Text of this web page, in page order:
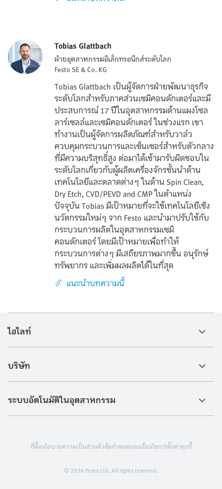
Tobias Glattbach
ฝ่ายอุตสาหกรรมอิเล็กทรอนิกส์ระดับโลก
Festo SE & Co. KG
Tobias Glattbach เป็นผู้จัดการฝ่ายพัฒนาธุรกิจ
ระดับโลกสำหรับภาคส่วนเซมิคอนดักเตอร์และมี
ประสบการณ์ 17 ปีในอุตสาหกรรมด้านแผงโซล
ลาร์เซลล์และเซมิคอนดักเตอร์ ในช่วงแรก เขา
ทำงานเป็นผู้จัดการผลิตภัณฑ์สำหรับวาล์ว
ควบคุมกระบวนการและเซ็นเซอร์สำหรับตัวกลาง
ที่มีความบริสุทธิ์สูง ต่อมาได้เข้ามารับผิดชอบใน
ระดับโลกเกี่ยวกับผู้ผลิตเครื่องจักรชั้นนำด้าน
เทคโนโลยีและตลาดต่างๆ ในด้าน Spin Clean,
Dry Etch, CVD/PEVD and CMP ในตำแหน่ง
ปัจจุบัน Tobias มีเป้าหมายที่จะใช้เทคโนโลยีเชิง
นวัตกรรมใหม่ๆ จาก Festo และนำมาปรับใช้กับ
กระบวนการผลิตในอุตสาหกรรมเซมิ
คอนดักเตอร์ โดยมีเป้าหมายเพื่อทำให้
กระบวนการต่างๆ มีเสถียรภาพมากขึ้น อนุรักษ์
ทรัพยากร และเพิ่มผลผลิตได้ในที่สุด
แนะนำบทความนี้
ไฮไลท์
บริษัท
ระบบอัตโนมัติในอุตสาหกรรม
© 2026 Festo Ltd. All rights reserved.
ที่ตั้งนโยบายความเป็นส่วนตัวข้อกำหนดและเงื่อนไขการตั้งค่าคุกกี้